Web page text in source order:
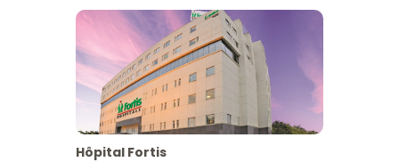
Hôpital Fortis